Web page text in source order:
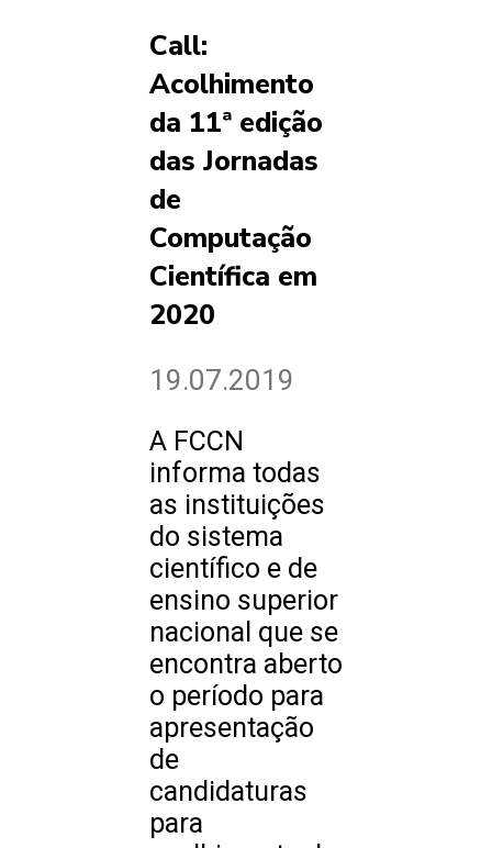
Call:
Acolhimento
da 11ª edição
das Jornadas
de
Computação
Científica em
2020
19.07.2019
A FCCN
informa todas
as instituições
do sistema
científico e de
ensino superior
nacional que se
encontra aberto
o período para
apresentação
de
candidaturas
para